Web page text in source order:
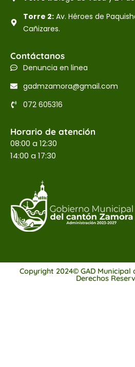
Torre 2:Av. Héroes de
Cañizares.
Contáctanos
Denuncia en linea
gadmzamora@gmail.com
072 605316
Horario de atención
08:00 a 12:30
14:00 a 17:30
Copyright 2024© GAD Municipal
Derechos